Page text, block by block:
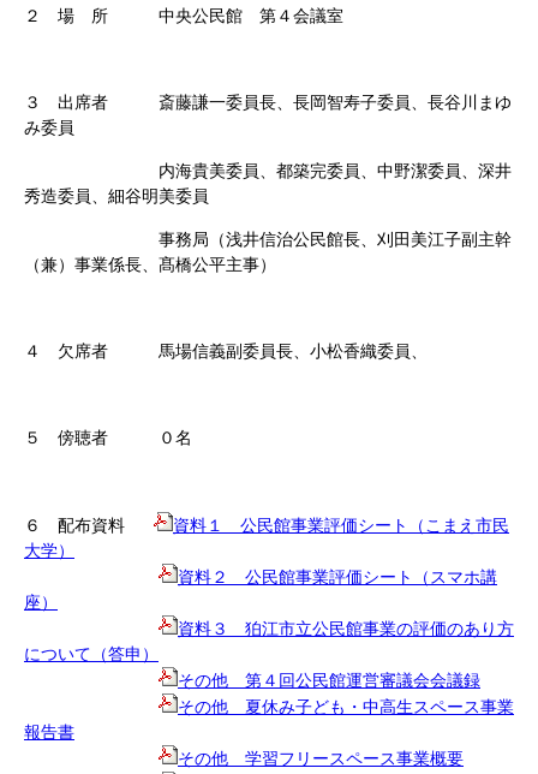
２ 場 所 中央公民館 第４会議室
３ 出席者 斎藤謙一委員長、長岡智寿子委員、長谷川まゆ
み委員
内海貴美委員、都築完委員、中野潔委員、深井
秀造委員、細谷明美委員
事務局（浅井信治公民館長、刈田美江子副主幹
（兼）事業係長、髙橋公平主事）
４ 欠席者 馬場信義副委員長、小松香織委員、
５ 傍聴者 ０名
６ 配布資料
資料１ 公民館事業評価シート（こまえ市民
大学）
資料２ 公民館事業評価シート（スマホ講
座）
資料３ 狛江市立公民館事業の評価のあり方
について（答申）
その他 第４回公民館運営審議会会議録
その他 夏休み子ども・中高生スペース事業
報告書
その他 学習フリースペース事業概要